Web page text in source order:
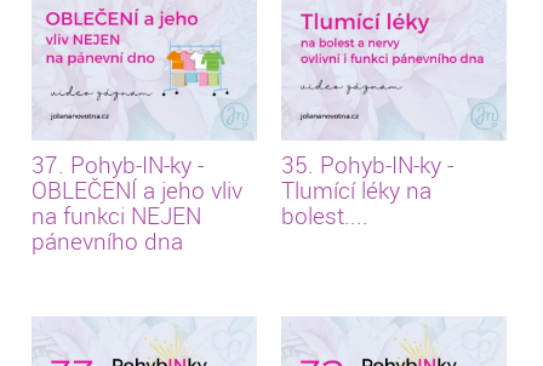
37. Pohyb-IN-ky -
OBLEČENÍ a jeho vliv
na funkci NEJEN
pánevního dna
35. Pohyb-IN-ky -
Tlumící léky na
bolest....